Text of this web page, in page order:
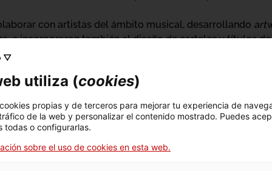
con artistas del ámbito musical, desarrollando
e incorporaron también el diseño de carteles y títulos
Duerma
visual para festivales culturales de gran relevancia,
un universo visual propio y su constante diálogo con
▽
utiliza (cookies)
propias y de terceros para mejorar tu experiencia de
de la web y personalizar el contenido mostrado. Puedes
todas o configurarlas.
sobre el uso de cookies en esta web.